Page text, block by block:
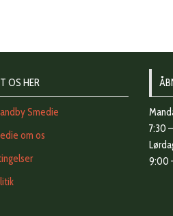
OS HER
Smedie
om os
7:30
9:00